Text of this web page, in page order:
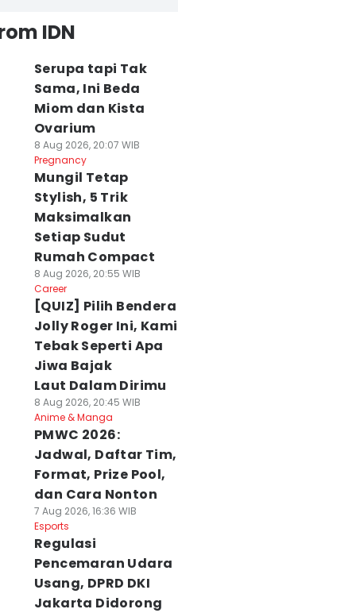
IDN
Serupa tapi Tak
Sama, Ini Beda
Miom dan Kista
Ovarium
8 Aug 2026, 20:07 WIB
Pregnancy
Mungil Tetap
Stylish, 5 Trik
Maksimalkan
Setiap Sudut
Rumah Compact
8 Aug 2026, 20:55 WIB
Career
[QUIZ] Pilih Bendera
Jolly Roger Ini, Kami
Tebak Seperti Apa
Jiwa Bajak
Laut Dalam Dirimu
8 Aug 2026, 20:45 WIB
Anime & Manga
PMWC 2026:
Jadwal, Daftar Tim,
Format, Prize Pool,
dan Cara Nonton
7 Aug 2026, 16:36 WIB
Esports
Regulasi
Pencemaran Udara
Usang, DPRD DKI
Jakarta Didorong